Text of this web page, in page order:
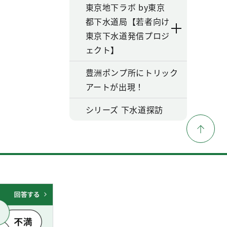
東京地下ラボ by東京
都下水道局【若者向け
東京下水道発信プロジ
ェクト】
豊洲ポンプ所にトリック
アートが出現！
シリーズ 下水道探訪